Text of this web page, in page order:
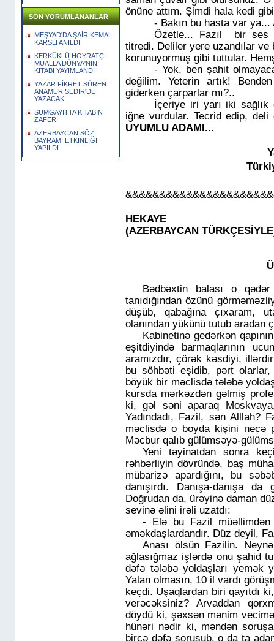
SON YORUMLANANLAR
MEŞYAD'DA ŞAİR KEMAL
KARSLI ANILDI
KERKÜKLÜ HOYRATÇI
MUALLA DÜNYA'NIN
KİTABI YAYIMLANDI
YAZAR FİKRET SÜREN
ANAMUR SEDİR'DE
YAZACAK
SUMGAYITTA KİTABIN
ZAFERİ
AZERBAYCAN SÖZ
BAYRAMİ ETKİNLİĞİ
YAPILDI
önüne attım. Şimdi hala kedi
- Bakın bu hasta var ya...
Özetle... Fazıl
bir ses
titredi. Deliler yere uzandılar ve
korunuyormuş gibi tuttular.
- Yok, ben şahit
değilim. Yeterin artık!
giderken çarparlar mı?..
İçeriye iri yarı iki sağlık
iğne vurdular. Tecrid edip,
UYUMLU ADAMI...
HEKAYE
(AZERBAYCAN
Bədbəxtin balası o qədər
tanıdığından özünü
düşüb, qabağına çıxaram,
olanından yükünü tutub aradan
Kabinetinə gedərkən
eşitdiyində barmaqlarının
aramızdır, çörək kəsdiyi,
bu söhbəti eşidib, pərt
böyük bir məclisdə tələbə
kursda mərkəzdən gəlmiş
ki, gəl səni aparaq
Yadındadı, Fazil, sən Alllah?
məclisdə o boyda kişini necə
Məcbur qalıb gülümsəyə-
Yeni təyinatdan sonra
rəhbərliyin dövründə, baş
mübarizə apardığını, bu
danışırdı. Danışa-danışa
Doğrudan da, ürəyinə daman
sevinə əlini irəli uzatdı:
- Elə bu Fazil müəllimdən
əməkdaşlardandır. Düz deyil,
Anası ölsün Fazilin.
ağlasığmaz işlərdə onu şahid
dəfə tələbə yoldaşları yemək
Yalan olmasın, 10 il vardı
keçdi. Uşaqlardan biri qayıtdı
verəcəksiniz? Arvaddan
döydü ki, şəxsən mənim
hünəri nədir ki, məndən
bircə dəfə soruşub, o da ta